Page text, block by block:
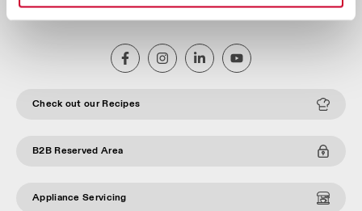
F. +39 0308928250
Check out our Recipes
B2B Reserved Area
Appliance Servicing